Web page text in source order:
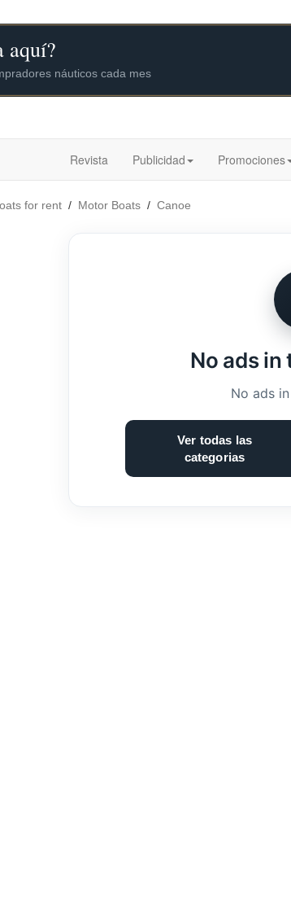
Revista Publicidad Promociones
for rent / Motor Boats / Canoe
No ads
No ads
Ver todas las
categorias